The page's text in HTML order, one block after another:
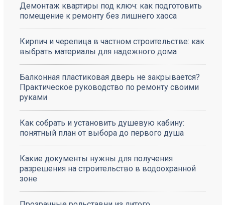
Демонтаж квартиры под ключ: как подготовить
помещение к ремонту без лишнего хаоса
Кирпич и черепица в частном строительстве: как
выбрать материалы для надежного дома
Балконная пластиковая дверь не закрывается?
Практическое руководство по ремонту своими
руками
Как собрать и установить душевую кабину:
понятный план от выбора до первого душа
Какие документы нужны для получения
разрешения на строительство в водоохранной
зоне